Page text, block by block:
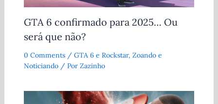
GTA 6 confirmado para 2025… Ou
será que não?
0 Comments / GTA 6 e Rockstar, Zoando e
Noticiando/ Por Zazinho